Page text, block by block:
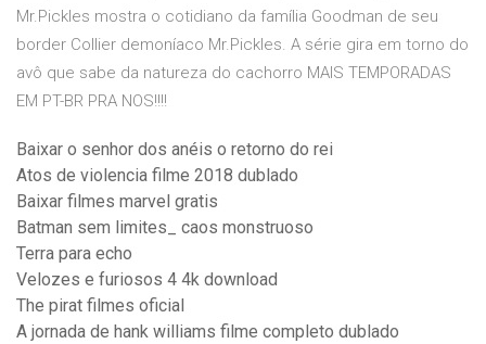
Mr.Pickles mostra o cotidiano da família Goodman de seu
border Collier demoníaco Mr.Pickles. A série gira em torno do
avô que sabe da natureza do cachorro MAIS TEMPORADAS
EM PT-BR PRA NOS!!!!
Baixar o senhor dos anéis o retorno do rei
Atos de violencia filme 2018 dublado
Baixar filmes marvel gratis
Batman sem limites_ caos monstruoso
Terra para echo
Velozes e furiosos 4 4k download
The pirat filmes oficial
A jornada de hank williams filme completo dublado